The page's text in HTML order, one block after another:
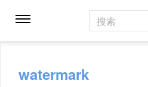
搜索
watermark